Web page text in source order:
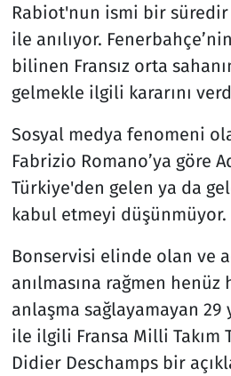
Rabiot'nun ismi bir süredir
ile anılıyor.
bilinen Fransız orta
gelmekle ilgili kararını
Sosyal medya fenomeni
Fabrizio Romano’ya göre
Türkiye'den gelen ya da
kabul etmeyi düşünmüyor.
Bonservisi elinde olan ve
anılmasına rağmen henüz
anlaşma sağlayamayan 29
ile ilgili Fransa Milli Takım
Didier Deschamps bir
Seçim 2023
Spor
Televizyon